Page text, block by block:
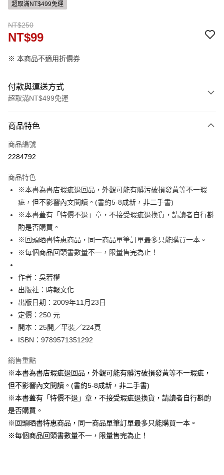
超取滿NT$499免運
NT$250
NT$99
※ 本商品不適用折價券
付款與運送方式
超取滿NT$499免運
信用卡一次付款
ATM付款
運送方式
付款後全家取貨
每筆NT$60，滿NT$499(含以上)免運費
付款後7-11取貨
每筆NT$60，滿NT$499(含以上)免運費
宅配
每筆NT$100，滿NT$499(含以上)免運費
商品特色
商品編號
2284792
商品特色
※本書為書店瑕疵退回品，外觀可能有髒污破損發黃等不一瑕
疵，但不影響內文閱讀。(書約5-8成新，非二手書)
※本書蓋有「特價不退」章，不接受瑕疵退換貨，請讀者自行斟
酌是否購買。
※回頭晒書特惠商品，同一商品單筆訂單最多只能購買一本。
※每個商品回頭書數量不一，限量售完為止！
作者：吳若權
出版社：時報文化
出版日期：2009年11月23日
定價：250 元
開本：25開／平裝／224頁
ISBN：9789571351292
銷售重點
※本書為書店瑕疵退回品，外觀可能有髒污破損發黃等不一瑕疵，
但不影響內文閱讀。(書約5-8成新，非二手書)
※本書蓋有「特價不退」章，不接受瑕疵退換貨，請讀者自行斟酌
是否購買。
※回頭晒書特惠商品，同一商品單筆訂單最多只能購買一本。
※每個商品回頭書數量不一，限量售完為止！